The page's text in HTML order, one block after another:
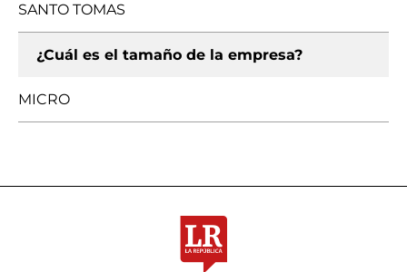
SANTO TOMAS
¿Cuál es el tamaño de la empresa?
MICRO